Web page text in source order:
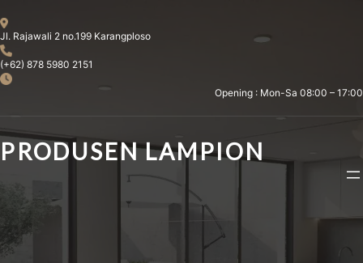
to
content
Jl. Rajawali 2 no.199 Karangploso
(+62) 878 5980 2151
Opening : Mon-Sa 08:00 – 17:00
PRODUSEN LAMPION